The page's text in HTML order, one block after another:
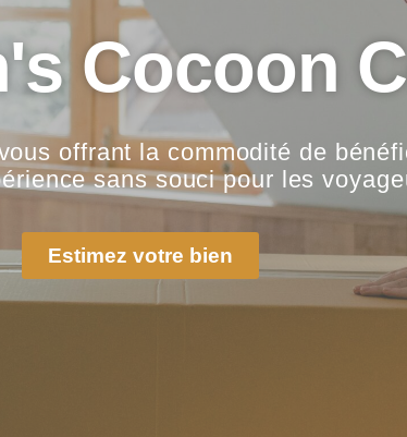
Cocoon
offrant la commodité de
sans souci pour les
Estimez votre bien